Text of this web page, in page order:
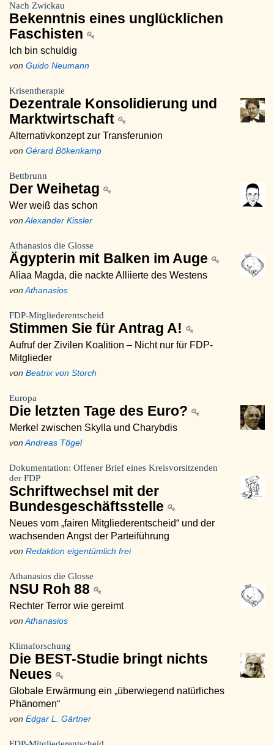
Nach Zwickau
Bekenntnis eines unglücklichen
Faschisten
Ich bin schuldig
von Guido Neumann
Krisentherapie
Dezentrale Konsolidierung und
Marktwirtschaft
Alternativkonzept zur Transferunion
von Gérard Bökenkamp
Bettbrunn
Der Weihetag
Wer weiß das schon
von Alexander Kissler
Athanasios die Glosse
Ägypterin mit Balken im Auge
Aliaa Magda, die nackte Alliierte des Westens
von Athanasios
FDP-Mitgliederentscheid
Stimmen Sie für Antrag A!
Aufruf der Zivilen Koalition – Nicht nur für FDP-
Mitglieder
von Beatrix von Storch
Europa
Die letzten Tage des Euro?
Merkel zwischen Skylla und Charybdis
von Andreas Tögel
Dokumentation: Offener Brief eines Kreisvorsitzenden
der FDP
Schriftwechsel mit der
Bundesgeschäftsstelle
Neues vom „fairen Mitgliederentscheid“ und der
wachsenden Angst der Parteiführung
von Redaktion eigentümlich frei
Athanasios die Glosse
NSU Roh 88
Rechter Terror wie gereimt
von Athanasios
Klimaforschung
Die BEST-Studie bringt nichts
Neues
Globale Erwärmung ein „überwiegend natürliches
Phänomen“
von Edgar L. Gärtner